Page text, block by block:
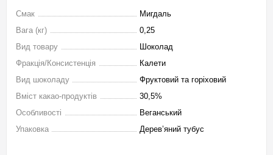
Смак
Мигдаль
Вага (кг)
0,25
Вид товару
Шоколад
Фракція/Консистенція
Калети
Вид шоколаду
Фруктовий та горіховий
Вміст какао-продуктів
30,5%
Особливості
Веганський
Упаковка
Дерев’яний тубус